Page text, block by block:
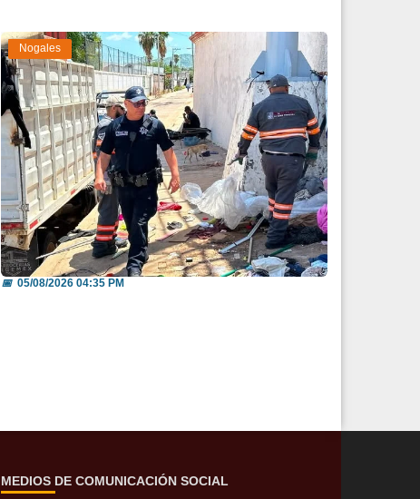
Nogales
Invitan a reportar espacios públicos
invadidos a través...
📅05/08/2026 04:35 PM
MEDIOS DE COMUNICACIÓN SOCIAL